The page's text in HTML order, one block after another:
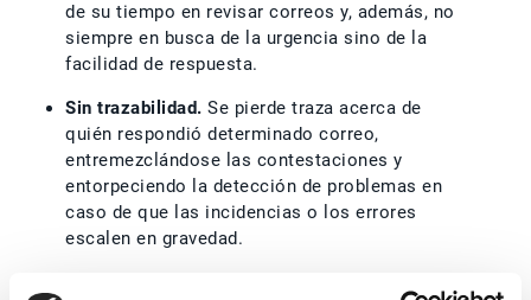
de su tiempo en revisar correos y, además, no
siempre en busca de la urgencia sino de la
facilidad de respuesta.
Sin trazabilidad. Se pierde traza acerca de
quién respondió determinado correo,
entremezclándose las contestaciones y
entorpeciendo la detección de problemas en
caso de que las incidencias o los errores
escalen en gravedad.
La Inteligencia Artificial al rescate